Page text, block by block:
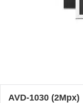
AVD-1030 (2Mpx)